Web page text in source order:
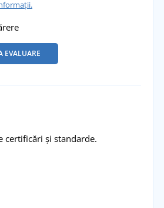
EVALUARE
certificări și standarde.